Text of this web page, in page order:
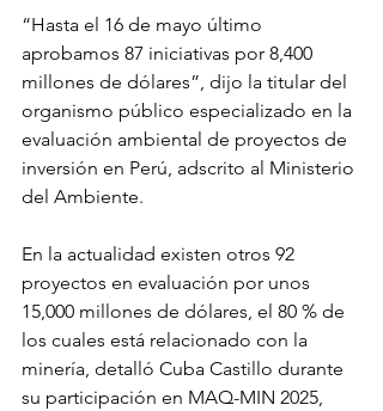
“Hasta el 16 de mayo último
aprobamos 87 iniciativas por 8,400
millones de dólares”, dijo la titular del
organismo público especializado en la
evaluación ambiental de proyectos de
inversión en Perú, adscrito al Ministerio
del Ambiente.
En la actualidad existen otros 92
proyectos en evaluación por unos
15,000 millones de dólares, el 80 % de
los cuales está relacionado con la
minería, detalló Cuba Castillo durante
su participación en MAQ-MIN 2025,